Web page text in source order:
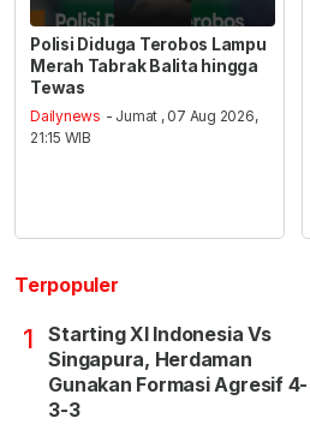
Polisi Diduga Terobos Lampu
Merah Tabrak Balita hingga
Tewas
Dailynews - Jumat , 07 Aug 2026,
21:15 WIB
Terpopuler
1
Starting XI Indonesia Vs
Singapura, Herdaman
Gunakan Formasi Agresif 4-
3-3